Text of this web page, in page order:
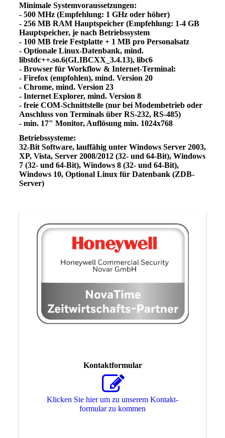
Minimale Systemvoraussetzungen:
- 500 MHz (Empfehlung: 1 GHz oder höher)
- 256 MB RAM Hauptspeicher (Empfehlung: 1-4 GB
Hauptspeicher, je nach Betriebssystem
- 100 MB freie Festplatte + 1 MB pro Personalsatz
- Optionale Linux-Datenbank, mind.
libstdc++.so.6(GLIBCXX_3.4.13), libc6
- Browser für Workflow & Internet-Terminal:
- Firefox (empfohlen), mind. Version 20
- Chrome, mind. Version 23
- Internet Explorer, mind. Version 8
- freie COM-Schnittstelle (nur bei Modembetrieb oder
Anschluss von Terminals über RS-232, RS-485)
- min. 17" Monitor, Auflösung min. 1024x768
Betriebssysteme:
32-Bit Software, lauffähig unter Windows Server 2003,
XP, Vista, Server 2008/2012 (32- und 64-Bit), Windows
7 (32- und 64-Bit), Windows 8 (32- und 64-Bit),
Windows 10, Optional Linux für Datenbank (ZDB-
Server)
Kontaktformular
Klicken Sie hier um zu unserem Kon­takt­
for­mu­lar zu kommen